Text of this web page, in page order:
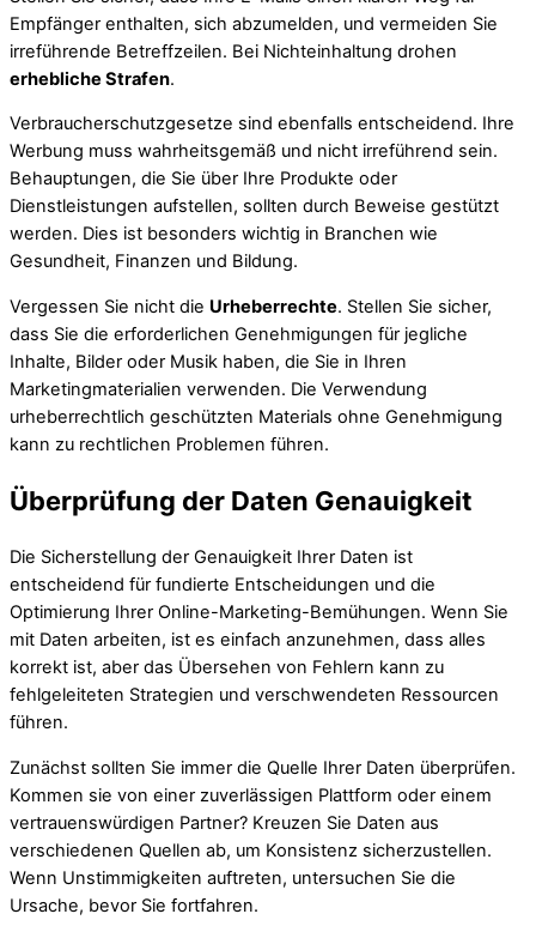
Empfänger enthalten, sich abzumelden, und vermeiden Sie
irreführende Betreffzeilen. Bei Nichteinhaltung drohen
erhebliche Strafen.
Verbraucherschutzgesetze sind ebenfalls entscheidend. Ihre
Werbung muss wahrheitsgemäß und nicht irreführend sein.
Behauptungen, die Sie über Ihre Produkte oder
Dienstleistungen aufstellen, sollten durch Beweise gestützt
werden. Dies ist besonders wichtig in Branchen wie
Gesundheit, Finanzen und Bildung.
Vergessen Sie nicht die Urheberrechte. Stellen Sie sicher,
dass Sie die erforderlichen Genehmigungen für jegliche
Inhalte, Bilder oder Musik haben, die Sie in Ihren
Marketingmaterialien verwenden. Die Verwendung
urheberrechtlich geschützten Materials ohne Genehmigung
kann zu rechtlichen Problemen führen.
Überprüfung der Daten Genauigkeit
Die Sicherstellung der Genauigkeit Ihrer Daten ist
entscheidend für fundierte Entscheidungen und die
Optimierung Ihrer Online-Marketing-Bemühungen. Wenn Sie
mit Daten arbeiten, ist es einfach anzunehmen, dass alles
korrekt ist, aber das Übersehen von Fehlern kann zu
fehlgeleiteten Strategien und verschwendeten Ressourcen
führen.
Zunächst sollten Sie immer die Quelle Ihrer Daten überprüfen.
Kommen sie von einer zuverlässigen Plattform oder einem
vertrauenswürdigen Partner? Kreuzen Sie Daten aus
verschiedenen Quellen ab, um Konsistenz sicherzustellen.
Wenn Unstimmigkeiten auftreten, untersuchen Sie die
Ursache, bevor Sie fortfahren.